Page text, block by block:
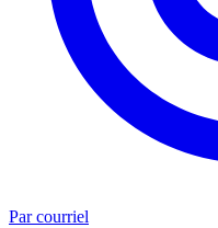
Par courriel